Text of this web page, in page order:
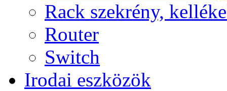
Rack szekrény,
Router
Switch
Irodai eszközök